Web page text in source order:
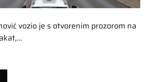
vozio je s otvorenim prozorom na